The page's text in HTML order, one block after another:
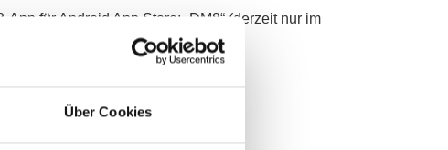
Über Cookies
für Android App Store: „DM8“ (derzeit nur im